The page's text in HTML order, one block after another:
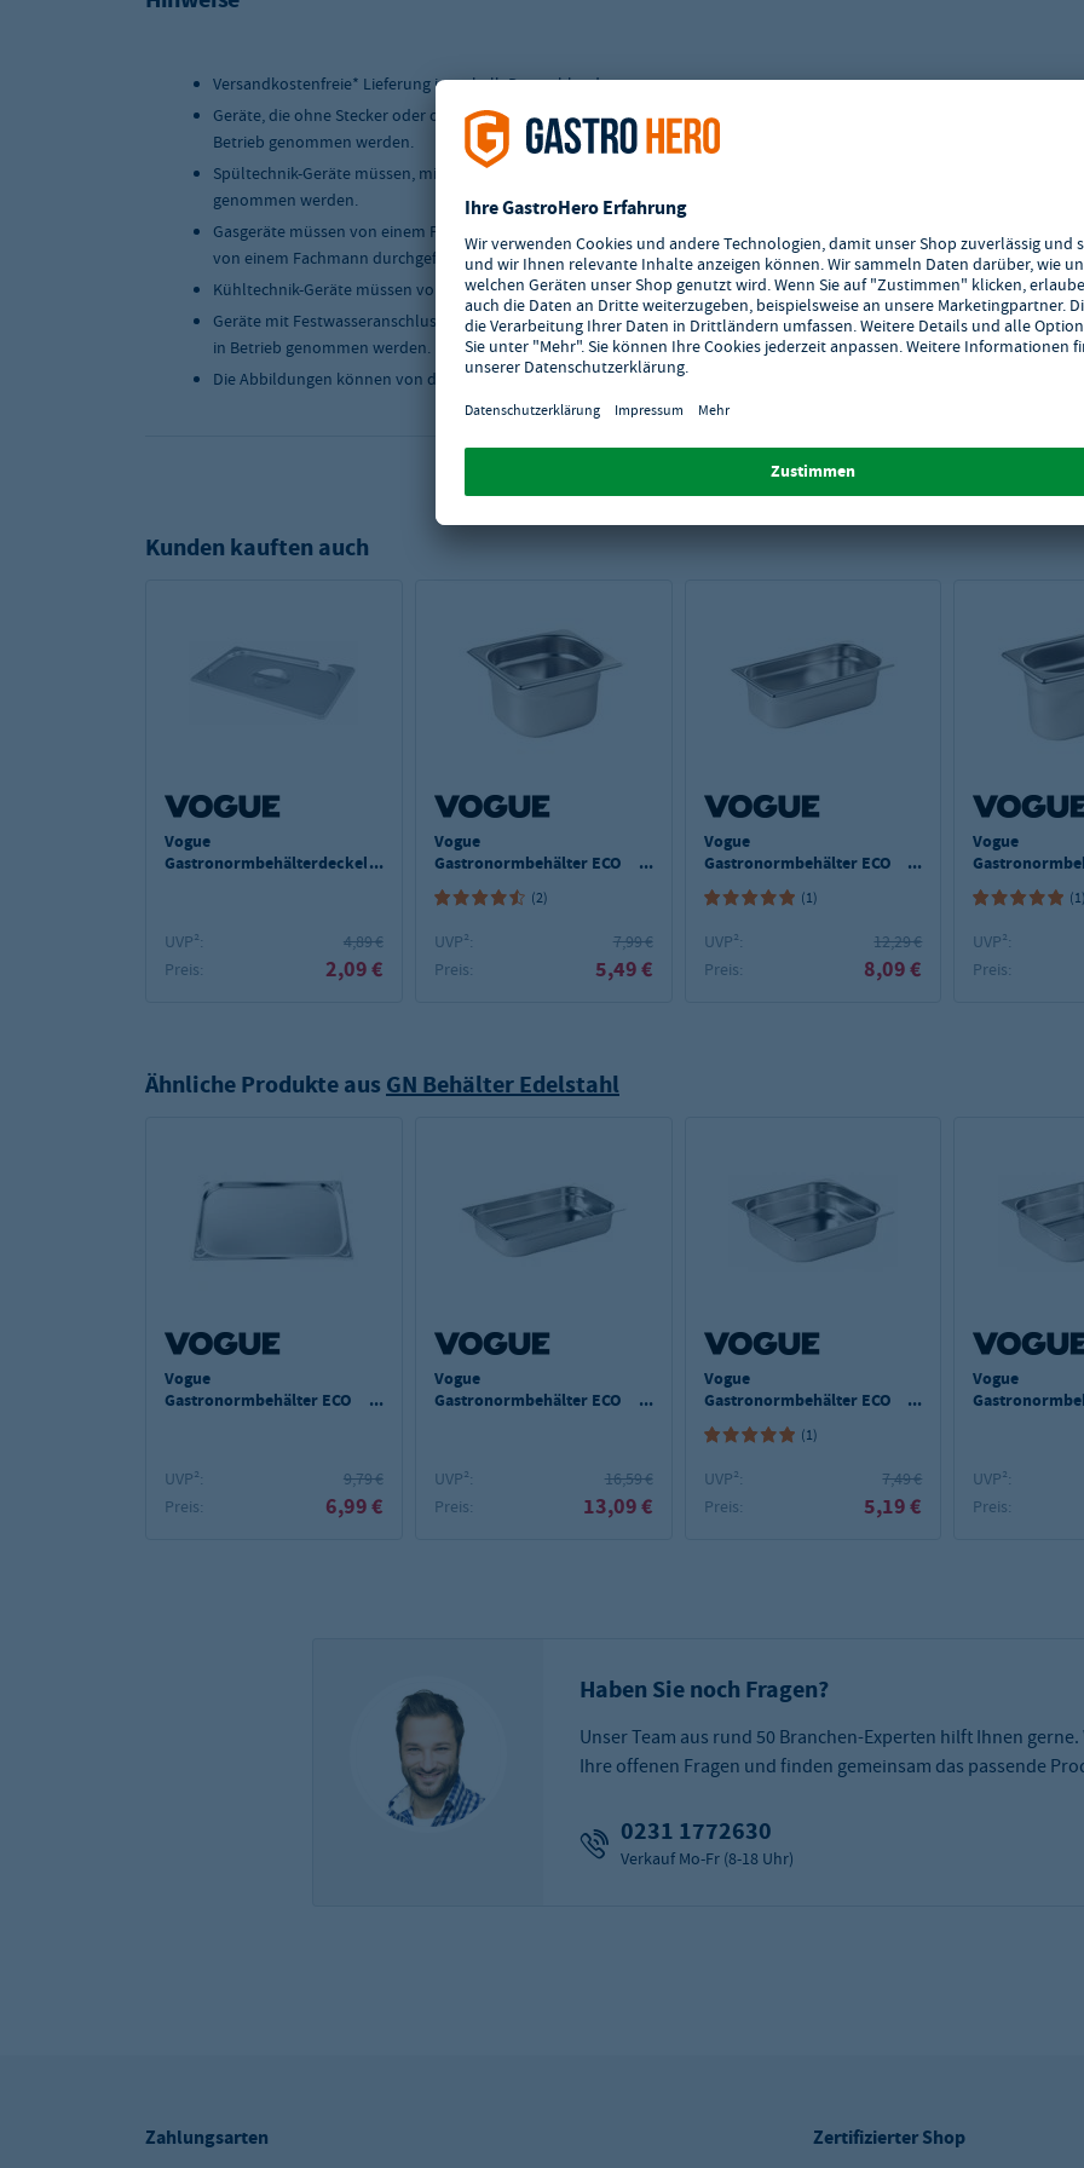
Versandkostenfreie* Lieferung innerhalb Deutschlands.
Geräte, die ohne Stecker oder ohne Anschlusskabel ausgeliefert werden, müssen von einem Fachmann installiert und in
Betrieb genommen werden.
Spültechnik-Geräte müssen, mit einer geeigneten Wasseraufbereitung, von einem Fachmann installiert und in Betrieb
genommen werden.
Gasgeräte müssen von einem Fachmann installiert und in Betrieb genommen werden. Die Umrüstung der Gas-Art muss
von einem Fachmann durchgeführt werden.
Kühltechnik-Geräte müssen von einem Fachmann installiert und in Betrieb genommen werden.
Geräte mit Festwasseranschluss müssen, mit einer geeigneten Wasseraufbereitung, von einem Fachmann installiert und
in Betrieb genommen werden.
Die Abbildungen können von der Originalware abweichen.
Kunden kauften auch
Vogue
Gastronormbehälterdeckel
UVP²:
4,89 €
Preis:
2,09 €
Vogue
Gastronormbehälter ECO
GN 1/6 - 150 mm
(2)
UVP²:
7,99 €
Preis:
5,49 €
Vogue
Gastronormbehälter ECO
GN 1/3 - 150 mm
(1)
UVP²:
12,29 €
Preis:
8,09 €
Vogue
GN 1/9 - 150 mm
(1)
UVP²:
Preis:
Ähnliche Produkte aus GN Behälter Edelstahl
Vogue
Gastronormbehälter ECO
UVP²:
9,79 €
Preis:
6,99 €
Vogue
Gastronormbehälter ECO
UVP²:
16,59 €
Preis:
13,09 €
Vogue
Gastronormbehälter ECO
GN 1/2 - 65 mm
(1)
UVP²:
7,49 €
Preis:
5,19 €
Vogue
UVP²:
Preis:
Haben Sie noch Fragen?
Unser Team aus rund 50 Branchen-Experten hilft Ihnen
Ihre offenen Fragen und finden gemeinsam das passende
0231 1772630
Verkauf Mo-Fr (8-18 Uhr)
Zahlungsarten Zertifizierter Shop